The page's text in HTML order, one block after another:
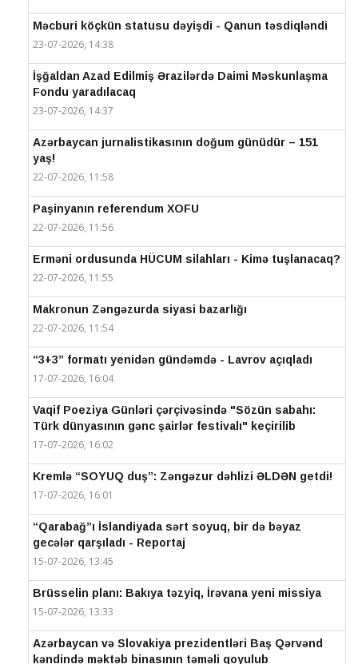
Məcburi köçkün statusu dəyişdi - Qanun təsdiqləndi
23-07-2026, 14:38
İşğaldan Azad Edilmiş Ərazilərdə Daimi Məskunlaşma
Fondu yaradılacaq
23-07-2026, 14:37
Azərbaycan jurnalistikasının doğum günüdür – 151
yaş!
22-07-2026, 11:58
Paşinyanın referendum XOFU
22-07-2026, 11:56
Erməni ordusunda HÜCUM silahları - Kimə tuşlanacaq?
22-07-2026, 11:55
Makronun Zəngəzurda siyasi bazarlığı
22-07-2026, 11:54
“3+3” formatı yenidən gündəmdə - Lavrov açıqladı
17-07-2026, 16:04
Vaqif Poeziya Günləri çərçivəsində "Sözün sabahı:
Türk dünyasının gənc şairlər festivalı" keçirilib
17-07-2026, 16:02
Kremlə “SOYUQ duş”: Zəngəzur dəhlizi ƏLDƏN getdi!
17-07-2026, 16:01
“Qarabağ”ı İslandiyada sərt soyuq, bir də bəyaz
gecələr qarşıladı - Reportaj
15-07-2026, 13:45
Brüsselin planı: Bakıya təzyiq, İrəvana yeni missiya
15-07-2026, 13:33
Azərbaycan və Slovakiya prezidentləri Baş Qərvənd
kəndində məktəb binasının təməli qoyulub